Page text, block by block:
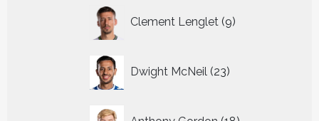
Clement Lenglet 9
producten
Dwight McNeil 23
producten